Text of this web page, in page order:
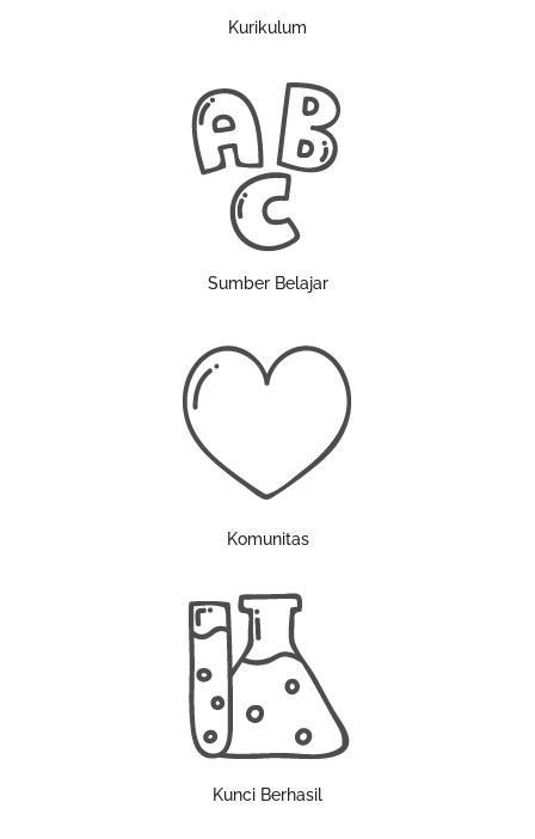
Kurikulum
Sumber Belajar
Komunitas
Kunci Berhasil